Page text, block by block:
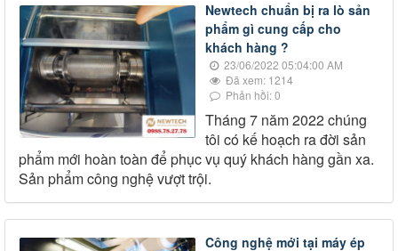
Newtech chuẩn bị ra lò sản
phẩm gì cung cấp cho
khách hàng ?
23/06/2022 05:04:00 AM
Đã xem: 1214
Phản hồi: 0
Tháng 7 năm 2022 chúng
tôi có kế hoạch ra đời sản
phẩm mới hoàn toàn để phục vụ quý khách hàng gần xa.
Sản phẩm công nghệ vượt trội.
Công nghệ mới tại máy ép